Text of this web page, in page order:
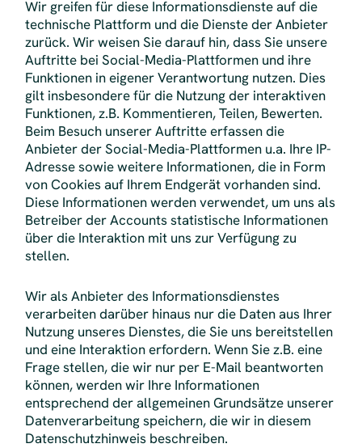
Wir greifen für diese Informationsdienste auf die
technische Plattform und die Dienste der Anbieter
zurück. Wir weisen Sie darauf hin, dass Sie unsere
Auftritte bei Social-Media-Plattformen und ihre
Funktionen in eigener Verantwortung nutzen. Dies
gilt insbesondere für die Nutzung der interaktiven
Funktionen, z.B. Kommentieren, Teilen, Bewerten.
Beim Besuch unserer Auftritte erfassen die
Anbieter der Social-Media-Plattformen u.a. Ihre IP-
Adresse sowie weitere Informationen, die in Form
von Cookies auf Ihrem Endgerät vorhanden sind.
Diese Informationen werden verwendet, um uns als
Betreiber der Accounts statistische Informationen
über die Interaktion mit uns zur Verfügung zu
stellen.
Wir als Anbieter des Informationsdienstes
verarbeiten darüber hinaus nur die Daten aus Ihrer
Nutzung unseres Dienstes, die Sie uns bereitstellen
und eine Interaktion erfordern. Wenn Sie z.B. eine
Frage stellen, die wir nur per E-Mail beantworten
können, werden wir Ihre Informationen
entsprechend der allgemeinen Grundsätze unserer
Datenverarbeitung speichern, die wir in diesem
Datenschutzhinweis beschreiben.